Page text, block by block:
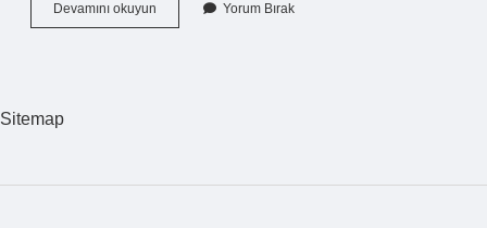
Devamını okuyun
Kemal
Yorum Bırak
Sitemap